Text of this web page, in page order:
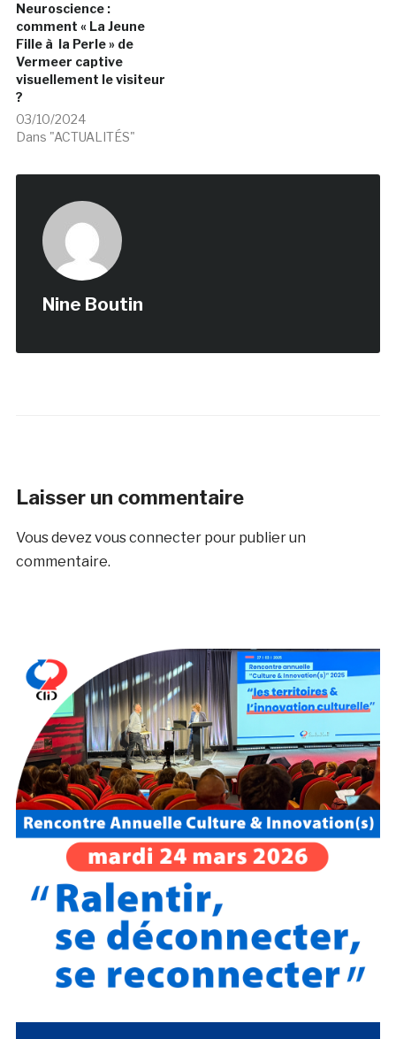
Neuroscience :
comment « La Jeune
Fille à la Perle » de
Vermeer captive
visuellement le visiteur
?
03/10/2024
Dans "ACTUALITÉS"
Nine Boutin
Laisser un commentaire
Vous devezvous connecterpour publier un
commentaire.